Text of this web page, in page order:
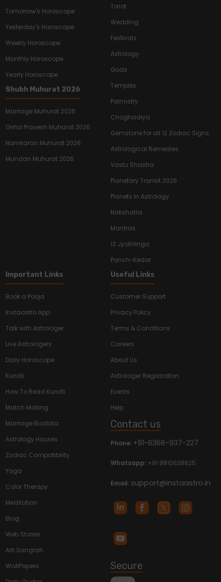
Tomorrow's Horoscope
Yesterday's Horoscope
Weekly Horoscope
Monthly Horoscope
Yearly Horoscope
Shubh Muhurat 2026
Marriage Muhurat 2026
Griha Pravesh Muhurat 2026
Namkaran Muhurat 2026
Mundan Muhurat 2026
Tarot
Wedding
Festivals
Astrology
Gods
Temples
Palmistry
Choghadiya
Gemstone for all 12 Zodiac Signs
Astrological Remedies
Vastu Shastra
Planetary Transit 2026
Planets In Astrology
Nakshatra
Mantras
12 Jyotirlinga
Panch-Kedar
Important Links
Book a Pooja
Instaastro App
Talk with Astrologer
Live Astrologers
Daily Horoscope
Kundli
How To Read Kundli
Match Making
Marriage Biodata
Astrology Houses
Zodiac Compatibility
Yoga
Color Therapy
Meditation
Blog
Web Stories
Arti Sangrah
WallPapers
Useful Links
Customer Support
Privacy Policy
Terms & Conditions
Careers
About Us
Astrologer Registration
Events
Help
Contact us
Phone: +91-6366-937-227
Whatsapp: +91 9810638625
Email: support@instaastro.in
Secure